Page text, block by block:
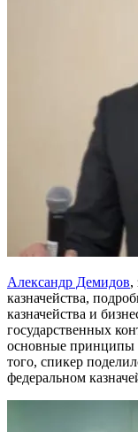
Александр Демидов,
казначейства,
казначейства и
государственных
основные принципы
того, спикер
федеральном